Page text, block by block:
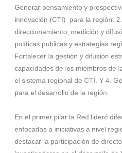
Generar pensamiento y
innovación (CTI) para la región. 2.
direccionamiento, medición y
políticas publicas y estrategias
Fortalecer la gestión y difusión
capacidades de los miembros de
el sistema regional de CTI. Y 4.
para el desarrollo de la región.
En el primer pilar la Red lideró
enfocadas a iniciativas a nivel
destacar la participación de